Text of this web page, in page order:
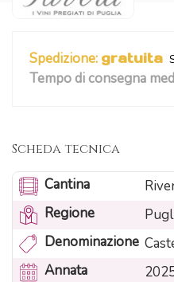
Spedizione: gratuita
Tempo di consegna
Scheda tecnica
Cantina
Regione
Denominazione
Annata